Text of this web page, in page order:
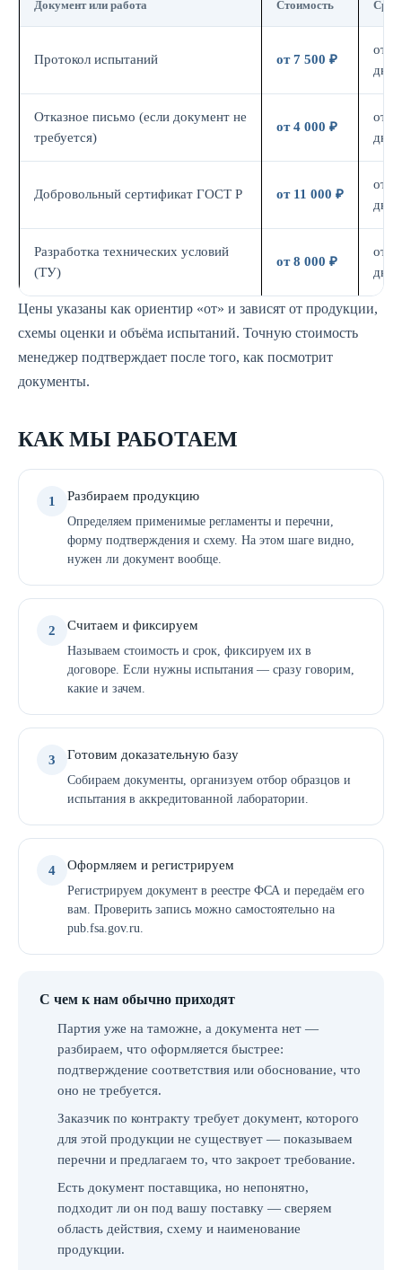
Документ или работа Стоимость Срок
Протокол испытаний от 7 500 ₽
от 7
дн.
Отказное письмо (если документ не
требуется)
от 4 000 ₽
от 3
дн.
Добровольный сертификат ГОСТ Р от 11 000 ₽
от 7
дн.
Разработка технических условий
(ТУ)
от 8 000 ₽
от 5
дн.
Цены указаны как ориентир «от» и зависят от продукции,
схемы оценки и объёма испытаний. Точную стоимость
менеджер подтверждает после того, как посмотрит
документы.
КАК МЫ РАБОТАЕМ
1 Разбираем продукцию
Определяем применимые регламенты и перечни,
форму подтверждения и схему. На этом шаге видно,
нужен ли документ вообще.
2 Считаем и фиксируем
Называем стоимость и срок, фиксируем их в
договоре. Если нужны испытания — сразу говорим,
какие и зачем.
3 Готовим доказательную базу
Собираем документы, организуем отбор образцов и
испытания в аккредитованной лаборатории.
4 Оформляем и регистрируем
Регистрируем документ в реестре ФСА и передаём его
вам. Проверить запись можно самостоятельно на
pub.fsa.gov.ru.
С чем к нам обычно приходят
Партия уже на таможне, а документа нет —
разбираем, что оформляется быстрее:
подтверждение соответствия или обоснование, что
оно не требуется.
Заказчик по контракту требует документ, которого
для этой продукции не существует — показываем
перечни и предлагаем то, что закроет требование.
Есть документ поставщика, но непонятно,
подходит ли он под вашу поставку — сверяем
область действия, схему и наименование
продукции.